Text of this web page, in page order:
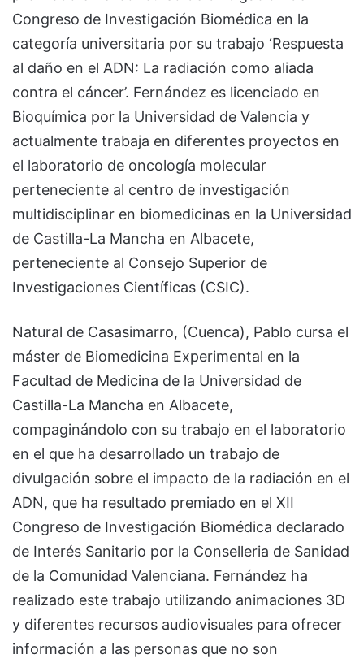
Congreso de Investigación Biomédica en la
categoría universitaria por su trabajo ‘Respuesta
al daño en el ADN: La radiación como aliada
contra el cáncer’. Fernández es licenciado en
Bioquímica por la Universidad de Valencia y
actualmente trabaja en diferentes proyectos en
el laboratorio de oncología molecular
perteneciente al centro de investigación
multidisciplinar en biomedicinas en la Universidad
de Castilla-La Mancha en Albacete,
perteneciente al Consejo Superior de
Investigaciones Científicas (CSIC).
Natural de Casasimarro, (Cuenca), Pablo cursa el
máster de Biomedicina Experimental en la
Facultad de Medicina de la Universidad de
Castilla-La Mancha en Albacete,
compaginándolo con su trabajo en el laboratorio
en el que ha desarrollado un trabajo de
divulgación sobre el impacto de la radiación en el
ADN, que ha resultado premiado en el XII
Congreso de Investigación Biomédica declarado
de Interés Sanitario por la Conselleria de Sanidad
de la Comunidad Valenciana. Fernández ha
realizado este trabajo utilizando animaciones 3D
y diferentes recursos audiovisuales para ofrecer
información a las personas que no son